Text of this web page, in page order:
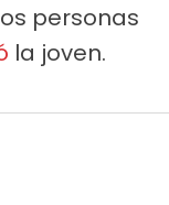
personas
la joven.